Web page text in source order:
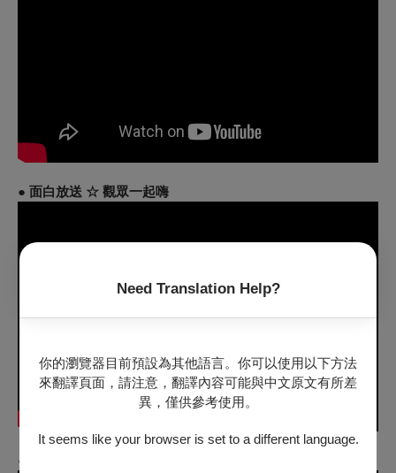
Need Translation Help?
你的瀏覽器目前預設為其他語言。你可以使用以下方法
來翻譯頁面，請注意，翻譯內容可能與中文原文有所差
異，僅供參考使用。
It seems like your browser is set to a different language.
● 面白放送 ☆ 觀眾一起嗨
●